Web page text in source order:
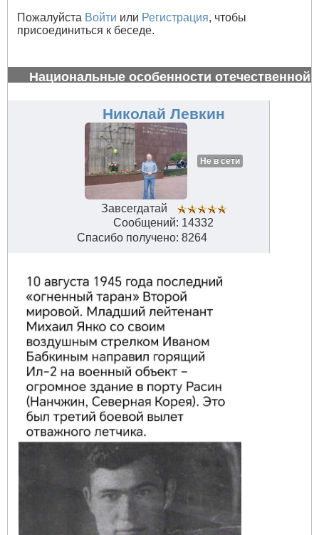
Пожалуйста Войти или Регистрация, чтобы
присоединиться к беседе.
Национальные особенности отечественной
Николай Левкин
Не в сети
Завсегдатай
Сообщений: 14332
Спасибо получено: 8264